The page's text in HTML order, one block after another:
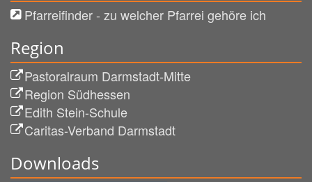
Pfarreifinder - zu welcher Pfarrei gehöre ich
Region
Pastoralraum Darmstadt-Mitte
Region Südhessen
Edith Stein-Schule
Caritas-Verband Darmstadt
Downloads